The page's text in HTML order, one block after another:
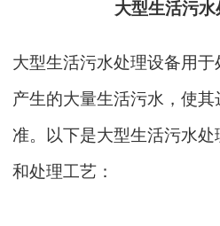
大型生活污
大型生活污水处理设备用于
产生的大量生活污水，使
准。以下是大型生活污水处
和处理工艺：